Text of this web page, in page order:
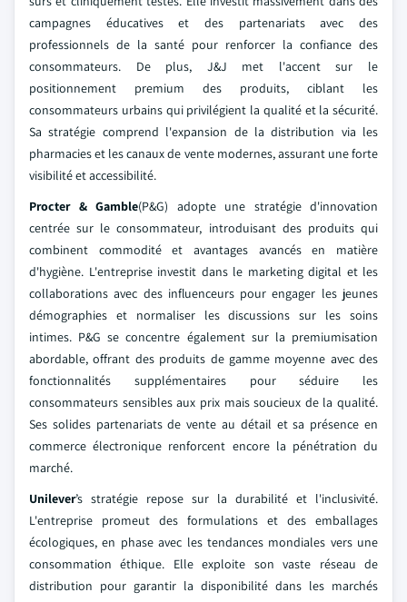
campagnes éducatives et des partenariats avec des
professionnels de la santé pour renforcer la confiance des
consommateurs. De plus, J&J met l'accent sur le
positionnement premium des produits, ciblant les
consommateurs urbains qui privilégient la qualité et la sécurité.
Sa stratégie comprend l'expansion de la distribution via les
pharmacies et les canaux de vente modernes, assurant une forte
visibilité et accessibilité.
Procter & Gamble(P&G) adopte une stratégie d'innovation
centrée sur le consommateur, introduisant des produits qui
combinent commodité et avantages avancés en matière
d'hygiène. L'entreprise investit dans le marketing digital et les
collaborations avec des influenceurs pour engager les jeunes
démographies et normaliser les discussions sur les soins
intimes. P&G se concentre également sur la premiumisation
abordable, offrant des produits de gamme moyenne avec des
fonctionnalités supplémentaires pour séduire les
consommateurs sensibles aux prix mais soucieux de la qualité.
Ses solides partenariats de vente au détail et sa présence en
commerce électronique renforcent encore la pénétration du
marché.
Unilever’s stratégie repose sur la durabilité et l'inclusivité.
L'entreprise promeut des formulations et des emballages
écologiques, en phase avec les tendances mondiales vers une
consommation éthique. Elle exploite son vaste réseau de
distribution pour garantir la disponibilité dans les marchés